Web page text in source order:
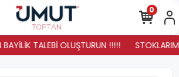
TALEBİ OLUŞTURUN !!!!!
0